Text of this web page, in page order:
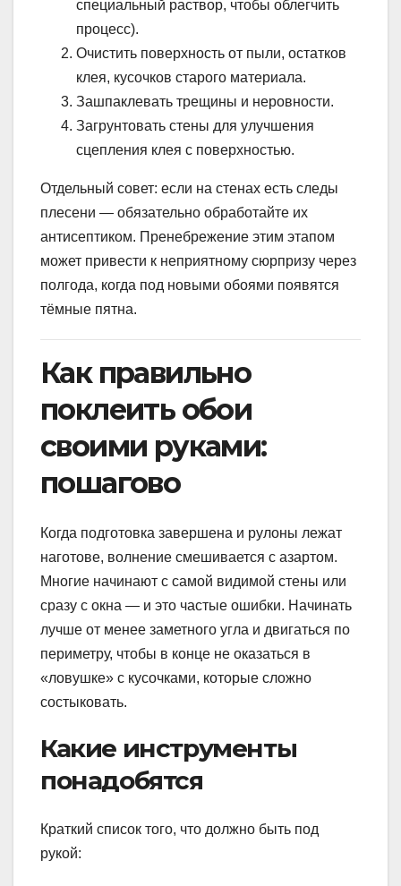
специальный раствор, чтобы облегчить
процесс).
Очистить поверхность от пыли, остатков
клея, кусочков старого материала.
Зашпаклевать трещины и неровности.
Загрунтовать стены для улучшения
сцепления клея с поверхностью.
Отдельный совет: если на стенах есть следы
плесени — обязательно обработайте их
антисептиком. Пренебрежение этим этапом
может привести к неприятному сюрпризу через
полгода, когда под новыми обоями появятся
тёмные пятна.
Как правильно
поклеить обои
своими руками:
пошагово
Когда подготовка завершена и рулоны лежат
наготове, волнение смешивается с азартом.
Многие начинают с самой видимой стены или
сразу с окна — и это частые ошибки. Начинать
лучше от менее заметного угла и двигаться по
периметру, чтобы в конце не оказаться в
«ловушке» с кусочками, которые сложно
состыковать.
Какие инструменты
понадобятся
Краткий список того, что должно быть под
рукой: